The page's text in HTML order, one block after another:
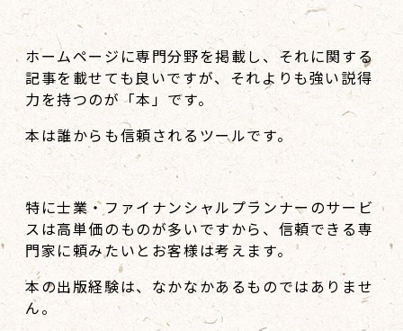
ホームページに専門分野を掲載し、それに関する
記事を載せても良いですが、それよりも強い説得
力を持つのが「本」です。
本は誰からも信頼されるツールです。
特に士業・ファイナンシャルプランナーのサービ
スは高単価のものが多いですから、信頼できる専
門家に頼みたいとお客様は考えます。
本の出版経験は、なかなかあるものではありませ
ん。